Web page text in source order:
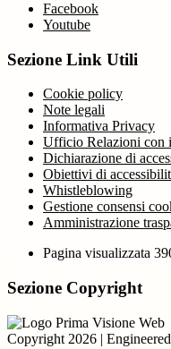
Facebook
Youtube
Sezione Link Utili
Cookie policy
Note legali
Informativa Privacy
Ufficio Relazioni con
Dichiarazione di
Obiettivi di
Whistleblowing
Gestione consensi
Amministrazione
Pagina visualizzata
Sezione Copyright
Copyright 2026 |